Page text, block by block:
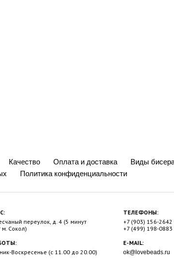
Качество Оплата и доставка Виды
Политика конфиденциальности
ТЕЛЕФОНЫ:
+7 (903) 156-2642
+7 (499) 198-0883
E-MAIL:
ok@lovebeads.ru
переулок, д. 4 (5 минут
Сокол)
Воскресенье (с 11.00 до 20.00)